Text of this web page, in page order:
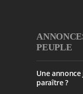
PEUPLE
Une
paraître ?